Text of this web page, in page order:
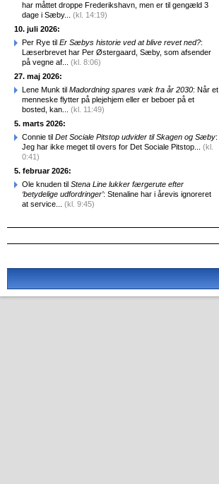
har måttet droppe Frederikshavn, men er til gengæld 3
dage i Sæby... (kl. 14:19)
10. juli 2026:
Per Rye til Er Sæbys historie ved at blive revet ned?:
Læserbrevet har Per Østergaard, Sæby, som afsender
på vegne af... (kl. 8:06)
27. maj 2026:
Lene Munk til Madordning spares væk fra år 2030: Når et
menneske flytter på plejehjem eller er beboer på et
bosted, kan... (kl. 11:49)
5. marts 2026:
Connie til Det Sociale Pitstop udvider til Skagen og Sæby:
Jeg har ikke meget til overs for Det Sociale Pitstop... (kl.
0:41)
5. februar 2026:
Ole knuden til Stena Line lukker færgerute efter
‘betydelige udfordringer’: Stenaline har i årevis ignoreret
at service... (kl. 9:45)